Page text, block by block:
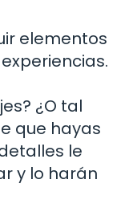
elementos
¿O tal
que hayas
le
y lo harán